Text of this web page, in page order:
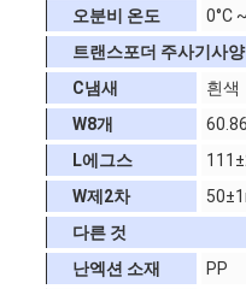
구
하
요
오분비 온도
0°C
트랜스포더 주사기 사양
C냄새
흰색
W8개
L에그스
W제2차
다른 것
난엑션 소재
PP